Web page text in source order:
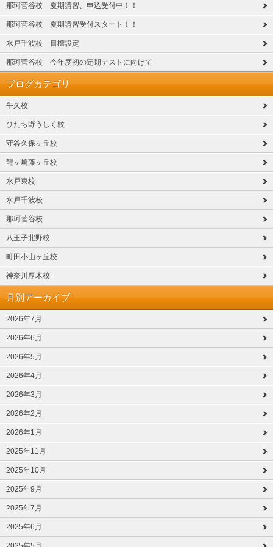
那珂菅谷校 夏期講習、申込受付中！！
那珂菅谷校 夏期講習受付スタート！！
水戸千波校 目標設定
那珂菅谷校 今年度初の定期テストに向けて
ブログカテゴリ
牛久校
ひたち野うしく校
守谷久保ヶ丘校
龍ヶ崎藤ヶ丘校
水戸東校
水戸千波校
那珂菅谷校
八王子北野校
町田小山ヶ丘校
神奈川厚木校
月別アーカイブ
2026年7月
2026年6月
2026年5月
2026年4月
2026年3月
2026年2月
2026年1月
2025年11月
2025年10月
2025年9月
2025年7月
2025年6月